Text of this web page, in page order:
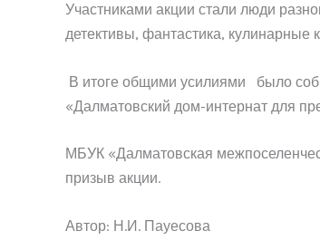
Участниками акции стали люди
детективы, фантастика, кулинарные
В итоге общими усилиями было
«Далматовский дом-интернат для
МБУК «Далматовская
призыв акции.
Автор: Н.И. Пауесова